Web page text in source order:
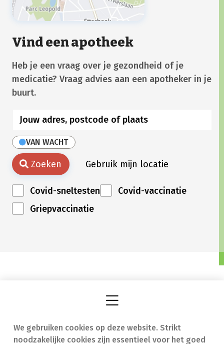
We gebruiken cookies op deze website. Strikt
noodzakelijke cookies zijn essentieel voor het goed
Vind een apotheek
Heb je een vraag over je gezondheid of je
medicatie? Vraag advies aan een apotheker in je
buurt.
VAN WACHT
Zoeken Gebruik mijn locatie
Covid-sneltesten
Covid-vaccinatie
Griepvaccinatie
Vind een apotheek In geval van nood